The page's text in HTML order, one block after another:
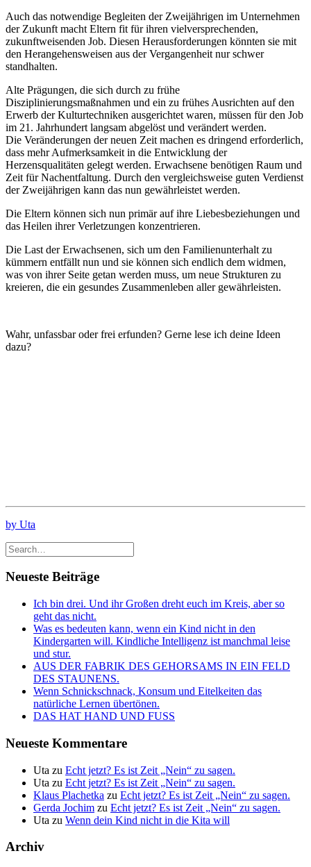
Auch das notwendige Begleiten der Zweijährigen im Unternehmen
der Zukunft macht Eltern fit für ihren vielversprechenden,
zukunftweisenden Job. Diesen Herausforderungen könnten sie mit
den Herangehensweisen aus der Vergangenheit nur schwer
standhalten.
Alte Prägungen, die sich durch zu frühe
Disziplinierungsmaßnahmen und ein zu frühes Ausrichten auf den
Erwerb der Kulturtechniken ausgerichtet waren, müssen für den Job
im 21. Jahrhundert langsam abgelöst und verändert werden.
Die Veränderungen der neuen Zeit machen es dringend erforderlich,
dass mehr Aufmerksamkeit in die Entwicklung der
Herzensqualitäten gelegt werden. Erwachsene benötigen Raum und
Zeit für Nachentfaltung. Durch den vergleichsweise guten Verdienst
der Zweijährigen kann das nun gewährleistet werden.
Die Eltern können sich nun primär auf ihre Liebesbeziehungen und
das Heilen ihrer Verletzungen konzentrieren.
Die Last der Erwachsenen, sich um den Familienunterhalt zu
kümmern entfällt nun und sie können sich endlich dem widmen,
was von ihrer Seite getan werden muss, um neue Strukturen zu
kreieren, die ein gesundes Zusammenleben aller gewährleisten.
Wahr, unfassbar oder frei erfunden? Gerne lese ich deine Ideen
dazu?
by Uta
Neueste Beiträge
Ich bin drei. Und ihr Großen dreht euch im Kreis, aber so
geht das nicht.
Was es bedeuten kann, wenn ein Kind nicht in den
Kindergarten will. Kindliche Intelligenz ist manchmal leise
und stur.
AUS DER FABRIK DES GEHORSAMS IN EIN FELD
DES STAUNENS.
Wenn Schnickschnack, Konsum und Eitelkeiten das
natürliche Lernen übertönen.
DAS HAT HAND UND FUSS
Neueste Kommentare
Uta zu Echt jetzt? Es ist Zeit „Nein“ zu sagen.
Uta zu Echt jetzt? Es ist Zeit „Nein“ zu sagen.
Klaus Plachetka zu Echt jetzt? Es ist Zeit „Nein“ zu sagen.
Gerda Jochim zu Echt jetzt? Es ist Zeit „Nein“ zu sagen.
Uta zu Wenn dein Kind nicht in die Kita will
Archiv